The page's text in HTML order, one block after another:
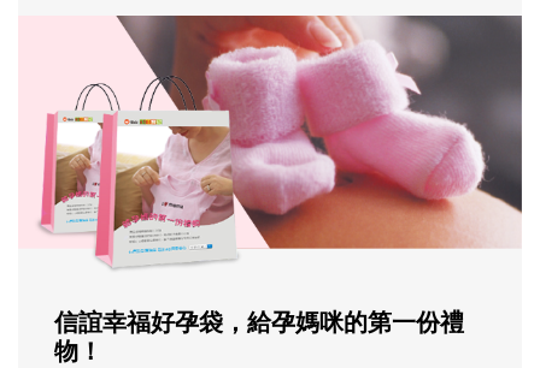
信誼幸福好孕袋，給孕媽咪的第一份禮
物！